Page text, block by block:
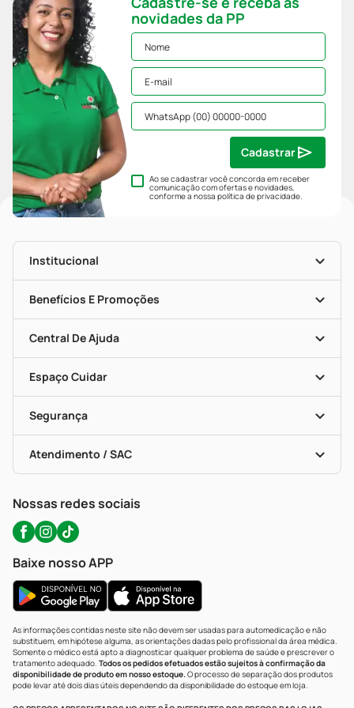
novidades da PP
Ao se cadastrar você concorda em receber
comunicação com ofertas e novidades,
conforme a nossapolítica de privacidade.
Cadastrar
Institucional
História
Nossas Lojas
Mapa De Categorias
Blog Da PP
Seja Uma Loja Parceira
Benefícios E Promoções
Clube PP
Convênios
Programa Popular Do Brasil
Encarte De Ofertas
Dermaclub
Descontos De Laboratório (PBM)
Cupons E Ofertas
Central De Ajuda
Entrega
Recompra Programada
Compras Com Receita
Alomed (tele-Entrega)
Formas De Pagamento
Troca E Devolução
Bulas De A A Z
Políticas De Marketplace
Espaço Cuidar
Vacinas
Serviços Farmacêuticos
Testes Rápidos
Autoteste Covid-19
Segurança
Certificado De Segurança
Portal Da Privacidade
Atendimento / SAC
WhatsApp (47) 9202-1687
Nossas redes sociais
Baixe nosso APP
As informações contidas neste site não devem ser usadas para automedicação e não
substituem, em hipótese alguma, as orientações dadas pelo profissional da área médica.
Somente o médico está apto a diagnosticar qualquer problema de saúde e prescrever o
tratamento adequado. Todos os pedidos efetuados estão sujeitos à confirmação da
disponibilidade de produto em nosso estoque.O processo de separação dos produtos
pode levar até dois dias úteis dependendo da disponibilidade do estoque em loja.